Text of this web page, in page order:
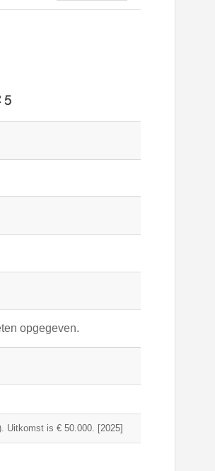
opgegeven.
Uitkomst is € 50.000. [2025]